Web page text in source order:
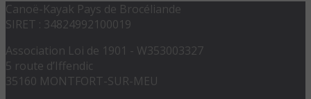
Canoë-Kayak Pays de Brocéliande
SIRET : 34824992100019
Association Loi de 1901 - W353003327
5 route d’Iffendic
35160 MONTFORT-SUR-MEU